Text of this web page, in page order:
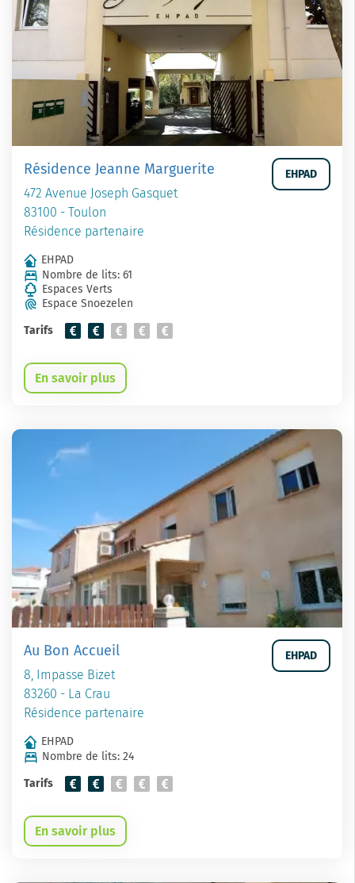
Résidence Jeanne Marguerite
472 Avenue Joseph Gasquet
83100 - Toulon
Résidence partenaire
EHPAD
EHPAD
Nombre de lits: 61
Espaces Verts
Espace Snoezelen
Tarifs
En savoir plus
Au Bon Accueil
8, Impasse Bizet
83260 - La Crau
Résidence partenaire
EHPAD
EHPAD
Nombre de lits: 24
Tarifs
En savoir plus